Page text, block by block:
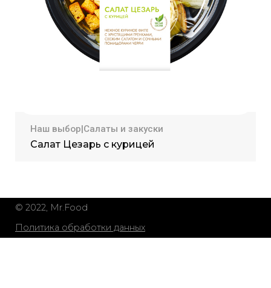
Наш выбор|Салаты и закуски
Салат Цезарь с курицей
© 2022, Mr.Food
Политика обработки данных